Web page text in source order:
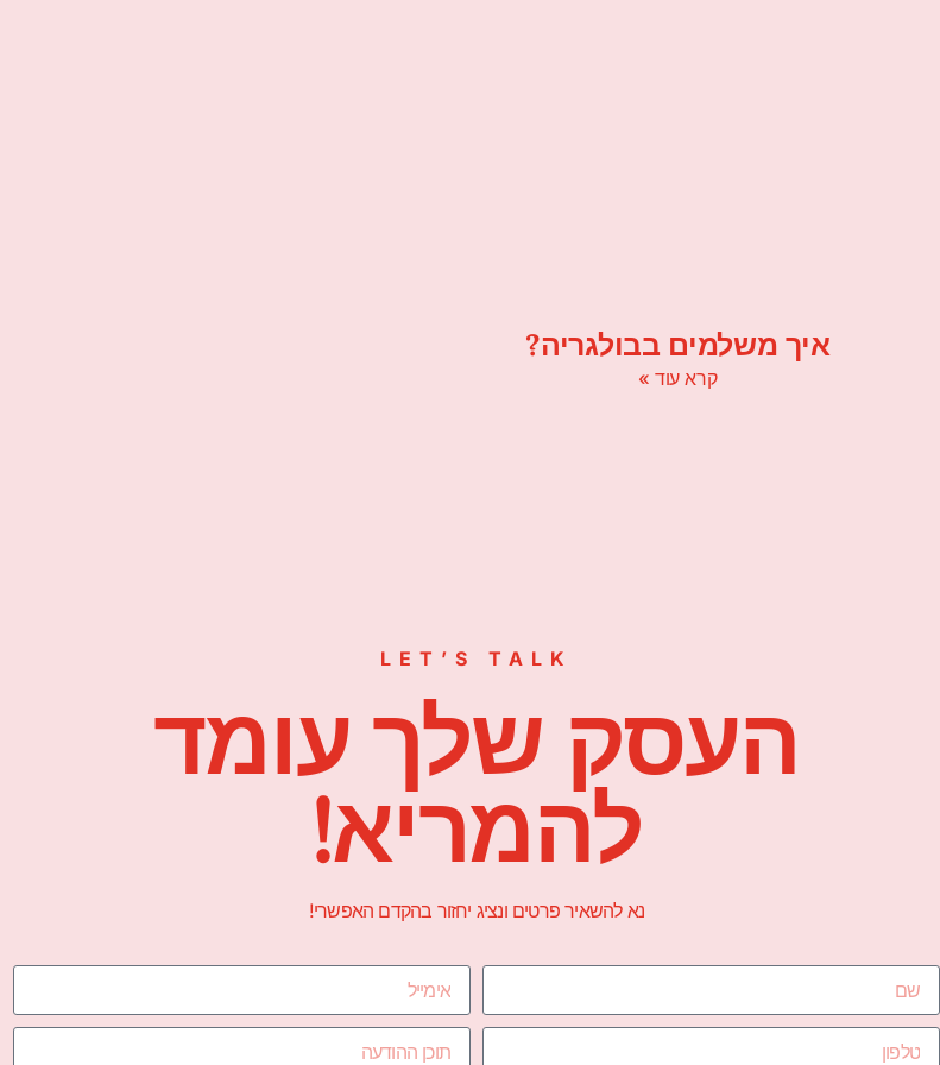
איך משלמים בבולגריה?
קרא עוד »
LET’S TALK
העסק שלך עומד
להמריא!
נא להשאיר פרטים ונציג יחזור בהקדם האפשרי!